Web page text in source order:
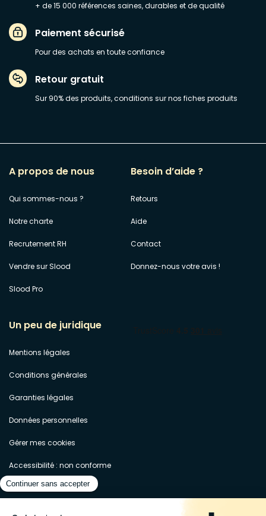
+ de 15 000 références saines, durables et de qualité
Paiement sécurisé
Pour des achats en toute confiance
Retour gratuit
Sur 90% des produits, conditions sur nos fiches produits
A propos de nous
Qui sommes-nous ?
Notre charte
Recrutement RH
Vendre sur Slood
Slood Pro
Besoin d’aide ?
Retours
Aide
Contact
Donnez-nous votre avis !
Un peu de juridique
Mentions légales
Conditions générales
Garanties légales
Données personnelles
Gérer mes cookies
Accessibilité : non conforme